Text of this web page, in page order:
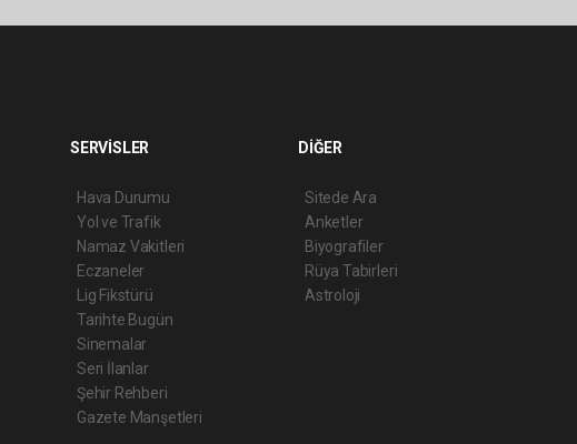
SERVİSLER
Hava Durumu
Yol ve Trafik
Namaz Vakitleri
Eczaneler
Lig Fikstürü
Tarihte Bugün
Sinemalar
Seri İlanlar
Şehir Rehberi
Gazete Manşetleri
DİĞER
Sitede Ara
Anketler
Biyografiler
Rüya Tabirleri
Astroloji